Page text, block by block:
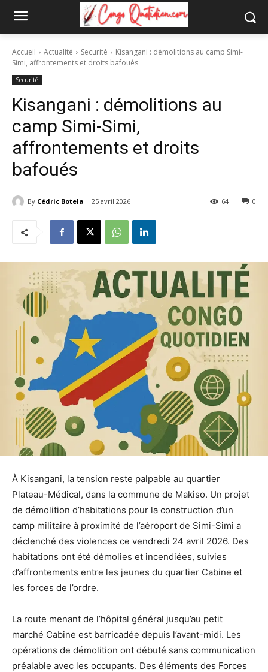
Accueil Actualité Securité
Kisangani : démolitions au camp Simi-
Simi, affrontements et droits bafoués
Securité
Kisangani : démolitions au
camp Simi-Simi,
affrontements et droits
bafoués
By Cédric Botela 25 avril 2026 0
64
À Kisangani, la tension reste palpable au quartier
Plateau-Médical, dans la commune de Makiso. Un projet
de démolition d’habitations pour la construction d’un
camp militaire à proximité de l’aéroport de Simi-Simi a
déclenché des violences ce vendredi 24 avril 2026. Des
habitations ont été démolies et incendiées, suivies
d’affrontements entre les jeunes du quartier Cabine et
les forces de l’ordre.
La route menant de l’hôpital général jusqu’au petit
marché Cabine est barricadée depuis l’avant-midi. Les
opérations de démolition ont débuté sans communication
préalable avec les occupants. Des éléments des Forces